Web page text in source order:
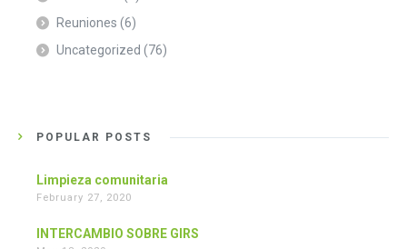
Reuniones (6)
Uncategorized (76)
POPULAR POSTS
Limpieza comunitaria
February 27, 2020
INTERCAMBIO SOBRE GIRS